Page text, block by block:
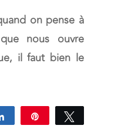
on pense à
nous ouvre
il faut bien le
Partagez Épingle